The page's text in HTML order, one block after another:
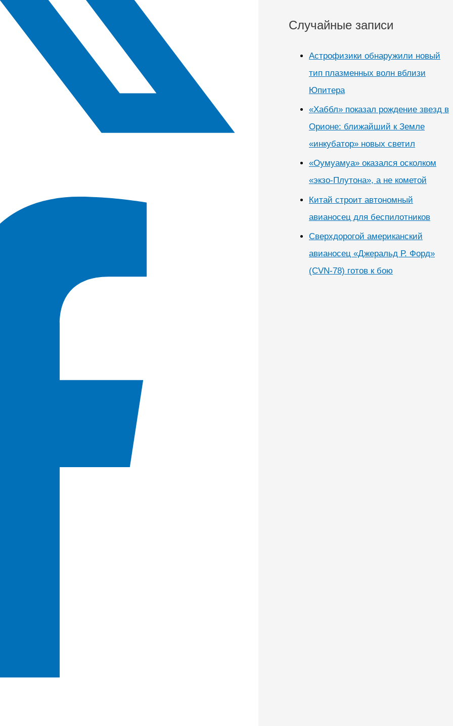
Случайные записи
Астрофизики обнаружили новый
тип плазменных волн вблизи
Юпитера
«Хаббл» показал рождение звезд в
Орионе: ближайший к Земле
«инкубатор» новых светил
«Оумуамуа» оказался осколком
«экзо-Плутона», а не кометой
Китай строит автономный
авианосец для беспилотников
Сверхдорогой американский
авианосец «Джеральд Р. Форд»
(CVN-78) готов к бою